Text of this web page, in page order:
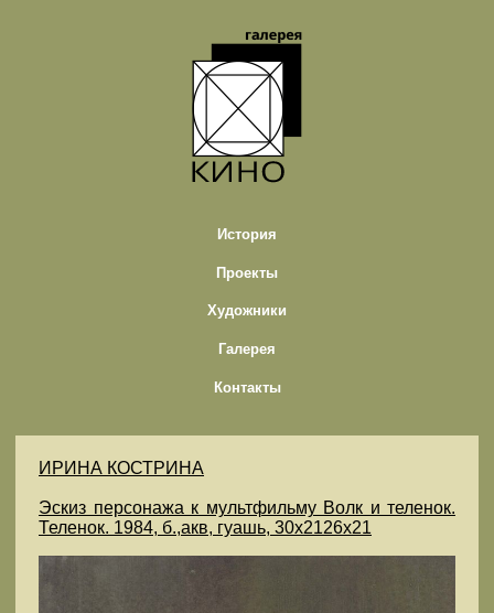
История
Проекты
Художники
Галерея
Контакты
ИРИНА КОСТРИНА
Эскиз персонажа к мультфильму Волк и теленок.
Теленок. 1984, б.,акв, гуашь, 30х2126х21